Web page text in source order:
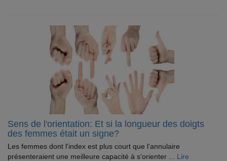
Sens de l'orientation: Et si la longueur des doigts
des femmes était un signe?
Les femmes dont l'index est plus court que l'annulaire
présenteraient une meilleure capacité à s'orienter ... Lire